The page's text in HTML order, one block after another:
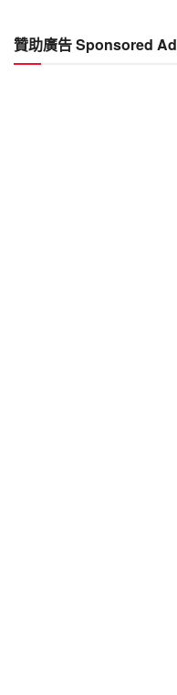
贊助廣告 Sponsored Ad